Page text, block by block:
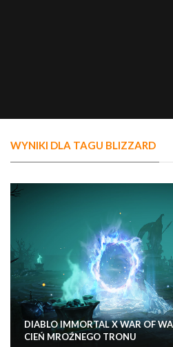
WYNIKI DLA TAGU BLIZZARD
DIABLO IMMORTAL X WAR OF
CIEŃ MROŹNEGO TRONU